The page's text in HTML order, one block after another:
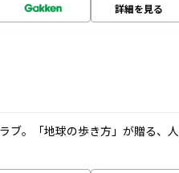
詳細を見る
ブ。「地球の歩き方」が贈る、人